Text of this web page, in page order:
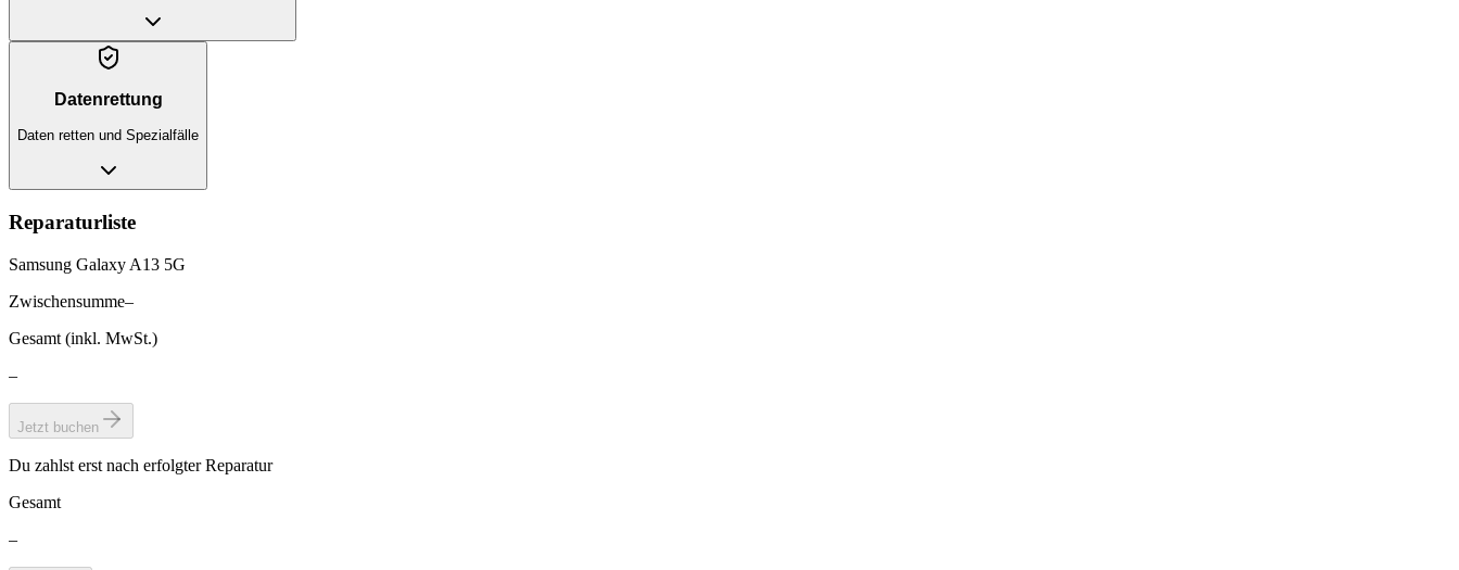
Datenrettung
Daten retten und Spezialfälle
Reparaturliste
Samsung Galaxy A13 5G
Zwischensumme–
Gesamt (inkl. MwSt.)
–
Jetzt buchen
Du zahlst erst nach erfolgter Reparatur
Gesamt
–